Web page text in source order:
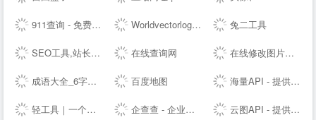
911查询 - 免费实用查询工具大全网站 Worldvectorlogo: Brand logos free to download 兔二工具
SEO工具,站长查询工具-助力SEO优化-搜外SEO工具大全 在线查询网 在线修改图片大小尺寸；免费抠图照片处理工具 - 改图神器
成语大全_6字成语_成语接龙查询_词云成语网 百度地图 海量API - 提供免费接口调用平台
轻工具｜一个专注收集分享优质免费资源的导航 企查查 - 企业工商信息查询系统_查企业_查老板_查风险就上企查查! 云图API - 提供免费接口调用平台-免费API数据接口调用服务平台